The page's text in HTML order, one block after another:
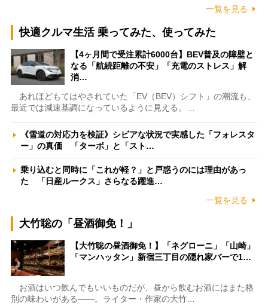
一覧を見る
快適クルマ生活 乗ってみた、使ってみた
【4ヶ月間で受注累計6000台】BEV普及の障壁と
なる「航続距離の不安」「充電のストレス」解
消…
あれほどもてはやされていた「EV（BEV）シフト」の潮流も、
最近では減速基調になっているように見える。…
《雪道の対応力を検証》シビアな状況で実感した「フォレスタ
ー」の真価 「ターボ」と「スト…
乗り込むと同時に「これが軽？」と戸惑うのには理由があっ
た 「日産ルークス」さらなる躍進…
一覧を見る
大竹聡の「昼酒御免！」
【大竹聡の昼酒御免！】「ネグローニ」「山崎」
「マンハッタン」新宿三丁目の隠れ家バーで1…
お酒はいつ飲んでもいいものだが、昼から飲むお酒にはまた格
別の味わいがある――。ライター・作家の大竹…